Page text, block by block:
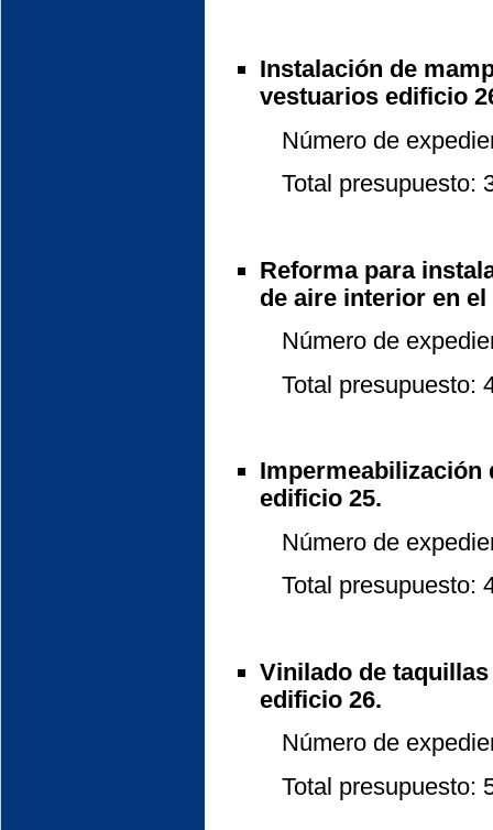
Instalación de
vestuarios edificio
Número de
Total presupuesto:
Reforma para
de aire interior en
Número de
Total presupuesto:
Impermeabilización
edificio 25.
Número de
Total presupuesto:
Vinilado de
edificio 26.
Número de
Total presupuesto: